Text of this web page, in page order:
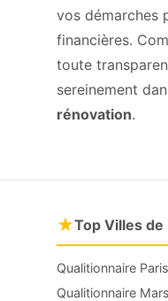
vos démarches
financières.
toute
sereinement
rénovation.
★Top Villes de
Qualitionnaire Paris
Qualitionnaire